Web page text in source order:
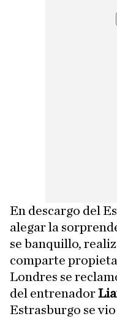
En descargo del
alegar la
se banquillo,
comparte
Londres se
del entrenador
Estrasburgo se